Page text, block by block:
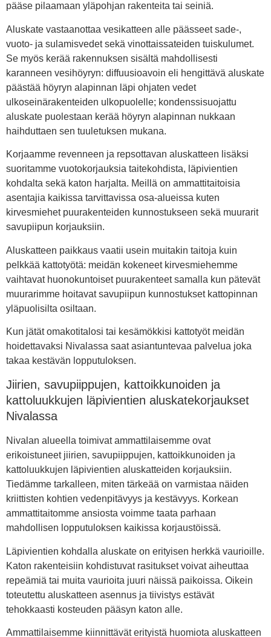
pääse pilaamaan yläpohjan rakenteita tai seiniä.
Aluskate vastaanottaa vesikatteen alle päässeet sade-,
vuoto- ja sulamisvedet sekä vinottaissateiden tuiskulumet.
Se myös kerää rakennuksen sisältä mahdollisesti
karanneen vesihöyryn: diffuusioavoin eli hengittävä aluskate
päästää höyryn alapinnan läpi ohjaten vedet
ulkoseinärakenteiden ulkopuolelle; kondenssisuojattu
aluskate puolestaan kerää höyryn alapinnan nukkaan
haihduttaen sen tuuletuksen mukana.
Korjaamme revenneen ja repsottavan aluskatteen lisäksi
suoritamme vuotokorjauksia taitekohdista, läpivientien
kohdalta sekä katon harjalta. Meillä on ammattitaitoisia
asentajia kaikissa tarvittavissa osa-alueissa kuten
kirvesmiehet puurakenteiden kunnostukseen sekä muurarit
savupiipun korjauksiin.
Aluskatteen paikkaus vaatii usein muitakin taitoja kuin
pelkkää kattotyötä: meidän kokeneet kirvesmiehemme
vaihtavat huonokuntoiset puurakenteet samalla kun pätevät
muurarimme hoitavat savupiipun kunnostukset kattopinnan
yläpuolisilta osiltaan.
Kun jätät omakotitalosi tai kesämökkisi kattotyöt meidän
hoidettavaksi Nivalassa saat asiantuntevaa palvelua joka
takaa kestävän lopputuloksen.
Jiirien, savupiippujen, kattoikkunoiden ja
kattoluukkujen läpivientien aluskatekorjaukset
Nivalassa
Nivalan alueella toimivat ammattilaisemme ovat
erikoistuneet jiirien, savupiippujen, kattoikkunoiden ja
kattoluukkujen läpivientien aluskatteiden korjauksiin.
Tiedämme tarkalleen, miten tärkeää on varmistaa näiden
kriittisten kohtien vedenpitävyys ja kestävyys. Korkean
ammattitaitomme ansiosta voimme taata parhaan
mahdollisen lopputuloksen kaikissa korjaustöissä.
Läpivientien kohdalla aluskate on erityisen herkkä vaurioille.
Katon rakenteisiin kohdistuvat rasitukset voivat aiheuttaa
repeämiä tai muita vaurioita juuri näissä paikoissa. Oikein
toteutettu aluskatteen asennus ja tiivistys estävät
tehokkaasti kosteuden pääsyn katon alle.
Ammattilaisemme kiinnittävät erityistä huomiota aluskatteen